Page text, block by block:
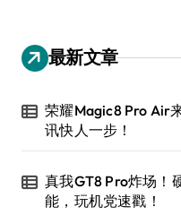
最新文章
荣耀Magic8 Pro Air
讯快人一步！
真我GT8 Pro炸场！
能，玩机党速戳！